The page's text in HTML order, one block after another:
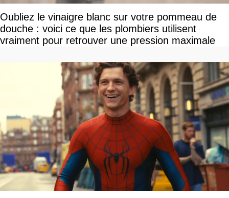
Oubliez le vinaigre blanc sur votre pommeau de
douche : voici ce que les plombiers utilisent
vraiment pour retrouver une pression maximale